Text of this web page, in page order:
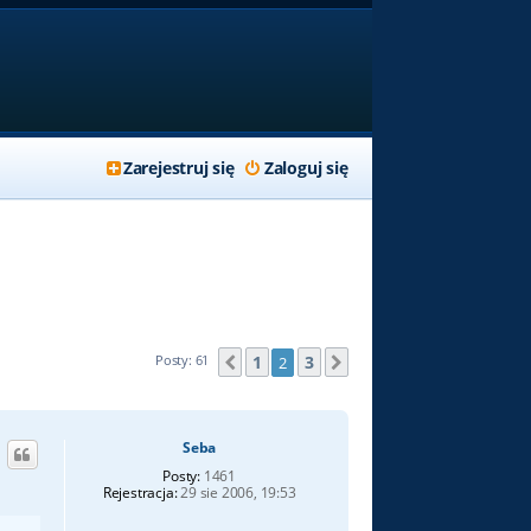
Zaloguj się
Zarejestruj się
Posty: 61 Poprzednia
1 2 3
Seba
Posty: 1461
Rejestracja:29 sie 2006, 19:53